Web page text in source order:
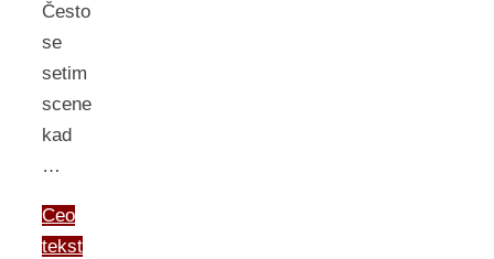
Često
se
setim
scene
kad
…
Ceo
tekst